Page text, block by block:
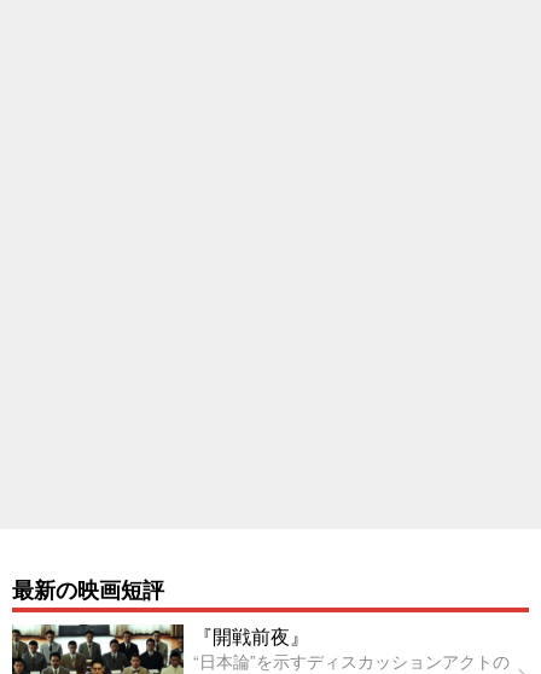
最新の映画短評
『開戦前夜』
“日本論”を示すディスカッションアクトの